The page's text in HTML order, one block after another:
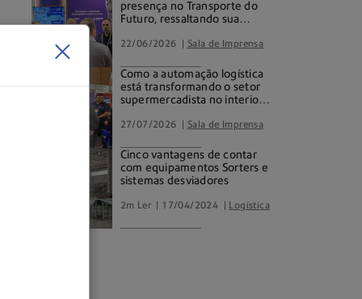
presença no Transporte do
Futuro, ressaltando sua
voltadas à intralogística.
22/06/2026 Sala de Imprensa
Como a automação logística
está transformando o setor
supermercadista no interior
27/07/2026 Sala de Imprensa
Cinco vantagens de contar
com equipamentos Sorters e
sistemas desviadores
2m Ler 17/04/2024 Logística